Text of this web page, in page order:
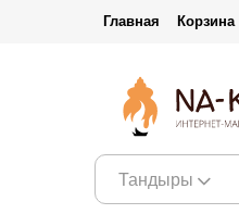
Главная Корзина
Тандыры